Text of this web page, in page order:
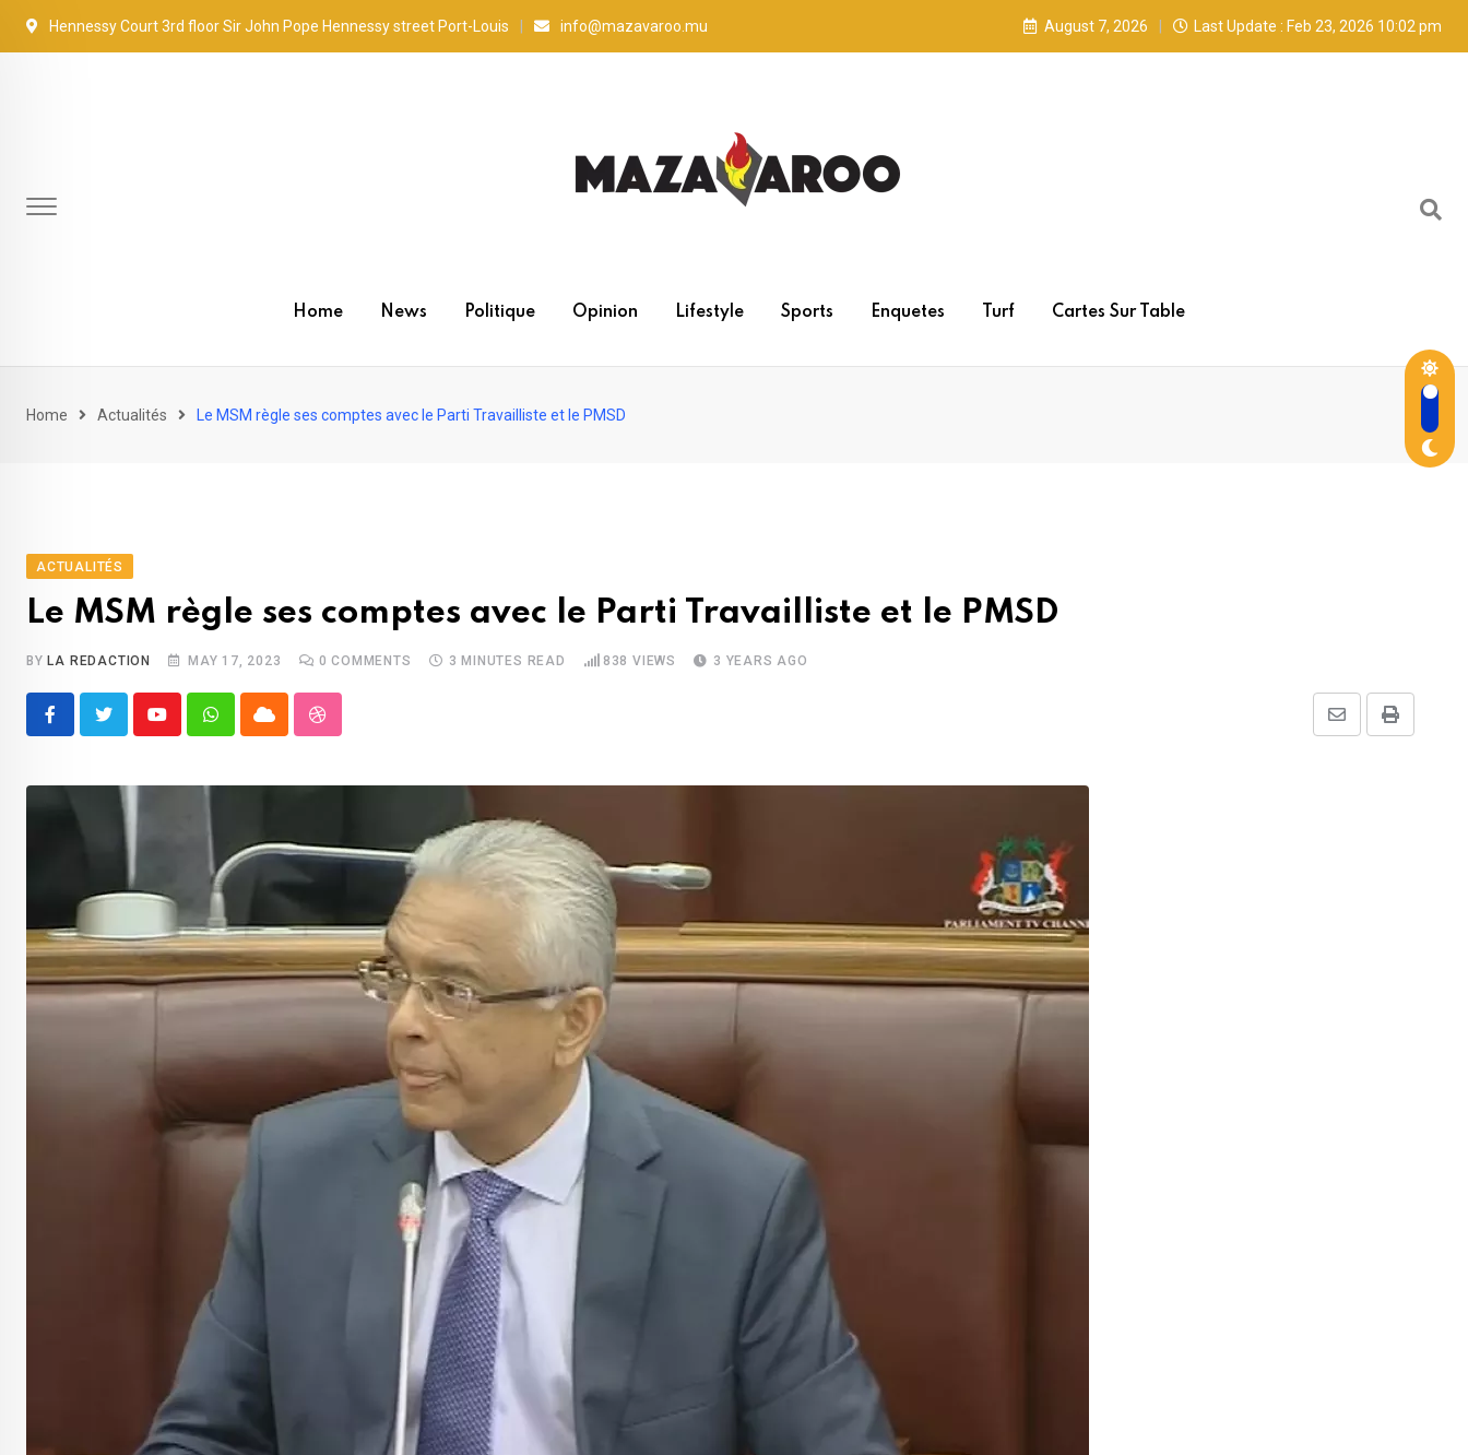
Skip
Hennessy Court 3rd floor Sir John Pope Hennessy street Port-Louis info@mazavaroo.mu August 7, 2026 Last Update : Feb 23, 2026 10:02 pm
Home News Politique Opinion Lifestyle Sports Enquetes Turf Cartes Sur Table
Home Actualités Le MSM règle ses comptes avec le Parti Travailliste et le PMSD
ACTUALITÉS
Le MSM règle ses comptes avec le Parti Travailliste et le PMSD
BY LA REDACTION MAY 17, 2023 0 COMMENTS 3 MINUTES READ 838 VIEWS 3 YEARS AGO
YoutubeWhatsappCloud StumbleUpon Print
Share